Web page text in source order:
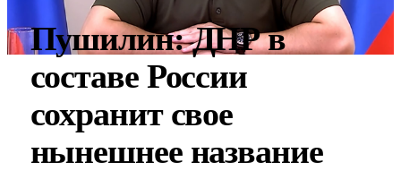
Пушилин: ДНР в
составе России
сохранит свое
нынешнее название